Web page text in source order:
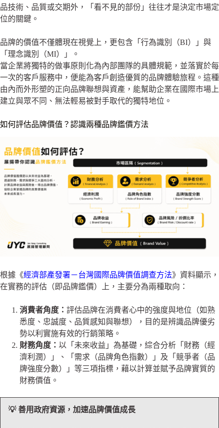
品技術、品質或交期外，「看不見的部份」往往才是決定市場定
位的關鍵。
品牌的價值不僅體現在視覺上，更包含「行為識別（BI）」與
「理念識別（MI）」。
當企業將獨特的做事原則化為內部團隊的具體規範，並落實於每
一次的客戶服務中，便能為客戶創造優質的品牌體驗旅程。這種
由內而外形塑的正向品牌聯想與資產，能幫助企業在國際市場上
建立與眾不同、無法輕易被對手取代的獨特地位。
如何評估品牌價值？認識兩種品牌鑑價方法
根據《經濟部產發署－台灣國際品牌價值調查方法》資料顯示，
在實務的評估（即品牌鑑價）上，主要分為兩種取向：
消費者角度： 評估品牌在消費者心中的強度與地位（如熟
悉度、忠誠度、品質感知與聯想），目的是辨識品牌優劣
勢以利實施有效的行銷策略。
財務角度： 以「未來收益」為基礎，綜合分析「財務（經
濟利潤）」、「需求（品牌角色指數）」及「競爭者（品
牌強度分數）」等三項指標，藉以計算並賦予品牌實質的
財務價值。
💡 善用政府資源，加速品牌價值成長